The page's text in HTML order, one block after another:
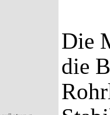
Die
die